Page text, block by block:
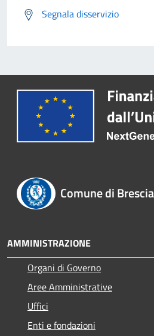
Segnala disservizio
Comune di Brescia
AMMINISTRAZIONE
Organi di Governo
Aree Amministrative
Uffici
Enti e fondazioni